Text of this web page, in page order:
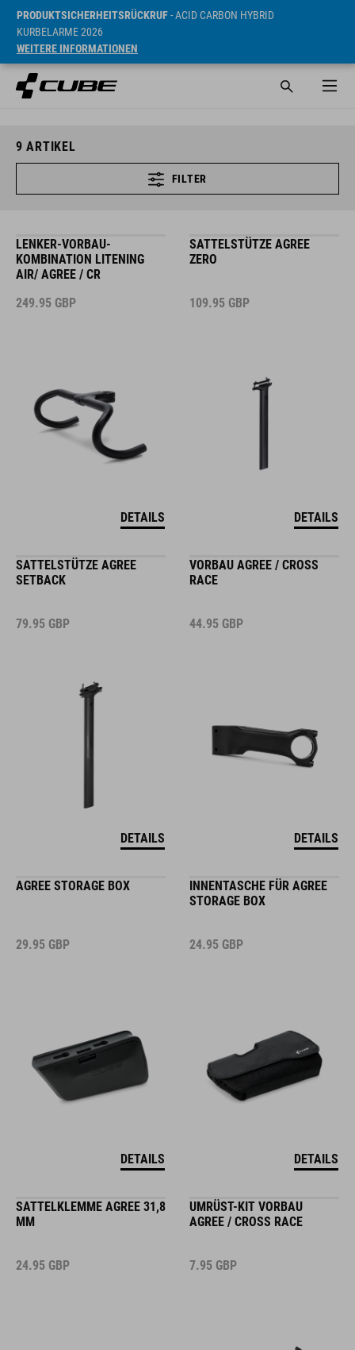
PRODUKTSICHERHEITSRÜCKRUF- ACID CARBON HYBRID
KURBELARME 2026
WEITERE INFORMATIONEN
9 ARTIKEL
FILTER
LENKER-VORBAU-
KOMBINATION LITENING
AIR/ AGREE / CR
249.95 GBP
DETAILS
SATTELSTÜTZE AGREE
ZERO
109.95 GBP
DETAILS
SATTELSTÜTZE AGREE
SETBACK
79.95 GBP
DETAILS
VORBAU AGREE / CROSS
RACE
44.95 GBP
DETAILS
AGREE STORAGE BOX
29.95 GBP
DETAILS
INNENTASCHE FÜR AGREE
STORAGE BOX
24.95 GBP
DETAILS
SATTELKLEMME AGREE 31,8
MM
24.95 GBP
UMRÜST-KIT VORBAU
AGREE / CROSS RACE
7.95 GBP